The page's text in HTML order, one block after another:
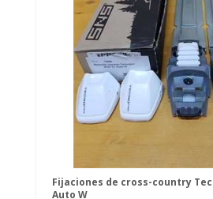
Fijaciones de cross-country
Auto W